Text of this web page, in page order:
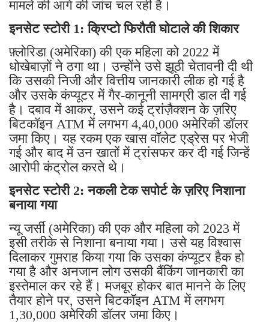
मामले की आगे की जांच चल रही है।
इनसेट स्टोरी 1: क्रिप्टो फिरौती घोटाले की शिकार
फ़्लोरिडा (अमेरिका) की एक महिला को 2022 में
धोखेबाज़ों ने ठगा था। उन्होंने उसे झूठी चेतावनी दी थी
कि उसकी निजी और वित्तीय जानकारी लीक हो गई है
और उसके कंप्यूटर में गैर-कानूनी सामग्री डाल दी गई
है। दबाव में आकर, उसने कई ट्रांज़ैक्शन के ज़रिए
बिटकॉइन ATM में लगभग 4,40,000 अमेरिकी डॉलर
जमा किए। यह रकम एक खास वॉलेट एड्रेस पर भेजी
गई और बाद में उन खातों में ट्रांसफर कर दी गई जिन्हें
आरोपी कंट्रोल करते थे।
इनसेट स्टोरी 2: नकली टेक सपोर्ट के ज़रिए निशाना
बनाया गया
न्यू जर्सी (अमेरिका) की एक और महिला को 2023 में
इसी तरीके से निशाना बनाया गया। उसे यह विश्वास
दिलाकर गुमराह किया गया कि उसका कंप्यूटर हैक हो
गया है और अनजान लोग उसकी बैंकिंग जानकारी का
इस्तेमाल कर रहे हैं। मजबूर होकर बात मानने के लिए
तैयार होने पर, उसने बिटकॉइन ATM में लगभग
1,30,000 अमेरिकी डॉलर जमा किए।